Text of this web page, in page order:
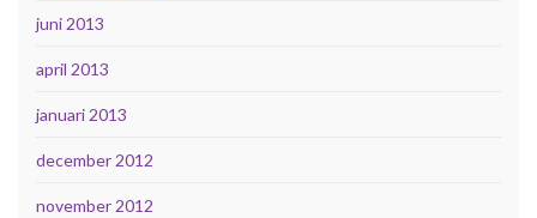
juni 2013
april 2013
januari 2013
december 2012
november 2012